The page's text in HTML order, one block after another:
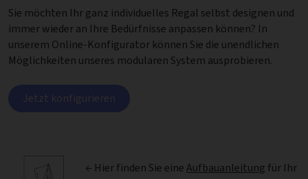
Sie möchten Ihr ganz individuelles Regal selbst designen und
immer wieder an Ihre Bedürfnisse anpassen können? In
unserem Online-Konfigurator können Sie die unendlichen
Möglichkeiten unseres modularen System ausprobieren.
Jetzt konfigurieren
← Hier finden Sie eineAufbauanleitung für Ihr